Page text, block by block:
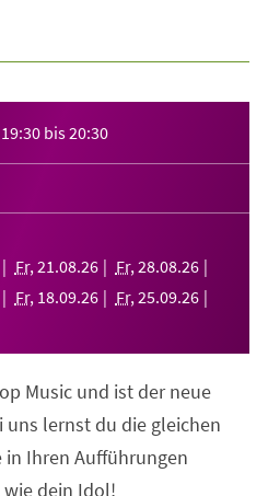
19:30 bis20:30
Fr, 21 .08.26 Fr, 28.08.26
Fr, 18.09.26 Fr, 25.09.26
Music und ist der neue
uns lernst du die gleichen
in Ihren Aufführungen
wie dein Idol!